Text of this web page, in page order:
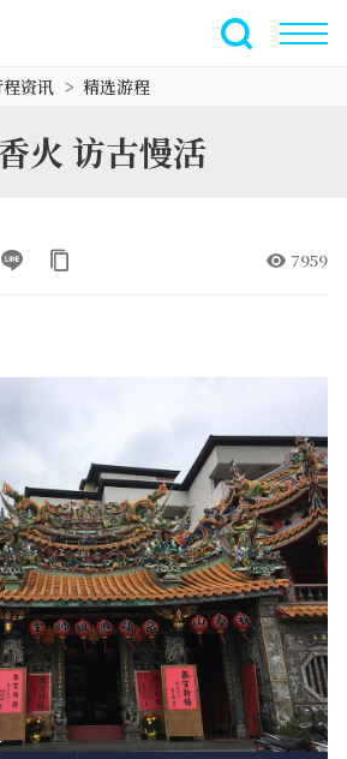
全文搜索
资讯 精选游程
火 访古慢活
7959